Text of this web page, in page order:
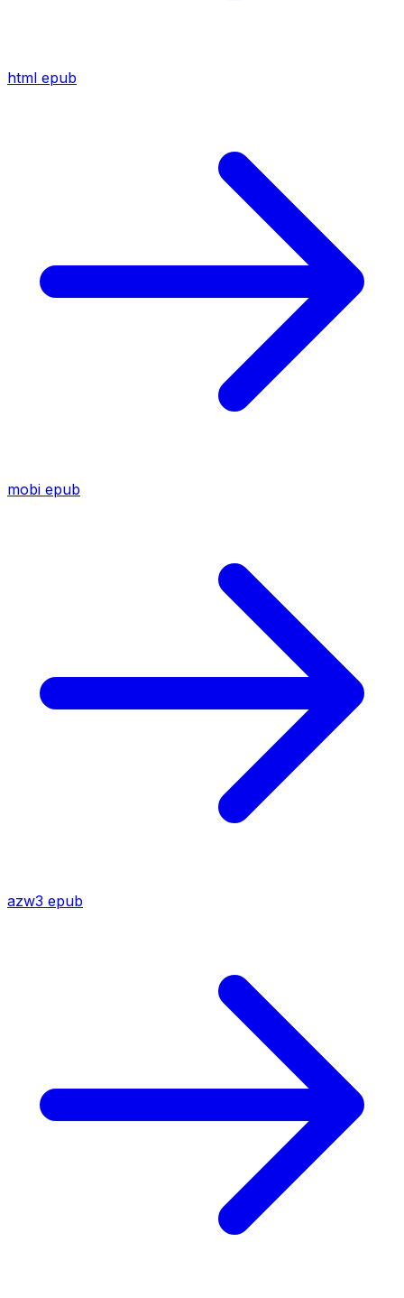
html epub
mobi epub
azw3 epub